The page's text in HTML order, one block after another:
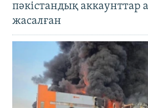
пәкістандық аккаунттар
жасалған